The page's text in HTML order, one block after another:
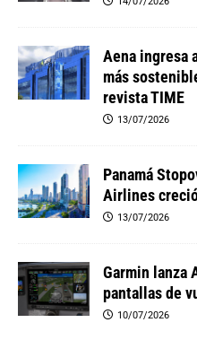
Aena ingresa
más
revista TIME
13/07/2026
Panamá
Airlines
13/07/2026
Garmin lanza
pantallas de
10/07/2026